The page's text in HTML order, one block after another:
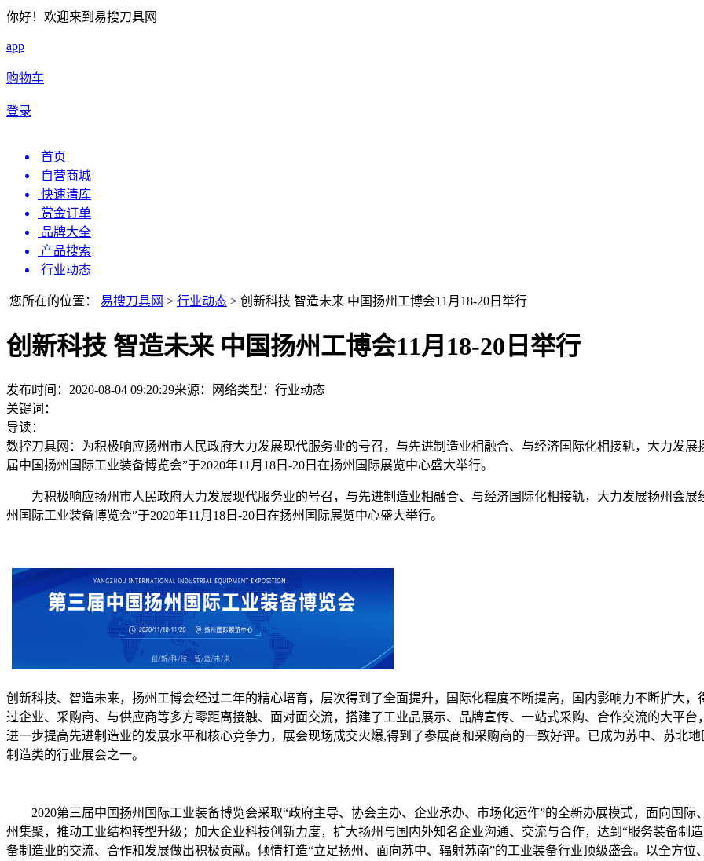
你好！欢迎来到易搜刀具网
app
购物车
登录
首页
自营商城
快速清库
赏金订单
品牌大全
产品搜索
行业动态
您所在的位置： 易搜刀具网 > 行业动态 > 创新科技 智造未来 中国扬州工博会11月18-20日举行
创新科技 智造未来 中国扬州工博会11月18-20日举行
发布时间：2020-08-04 09:20:29来源：网络类型： 行业动态
关键词：
导读：
数控刀具网：为积极响应扬州市人民政府大力发展现代服务业的号召，与先进制造业相融合、与经济国际化相接轨，大力发
届中国扬州国际工业装备博览会”于2020年11月18日-20日在扬州国际展览中心盛大举行。
为积极响应扬州市人民政府大力发展现代服务业的号召，与先进制造业相融合、与经济国际化相接轨，大力发展扬州会
州国际工业装备博览会”于2020年11月18日-20日在扬州国际展览中心盛大举行。
创新科技、智造未来，扬州工博会经过二年的精心培育，层次得到了全面提升，国际化程度不断提高，国内影响力不断扩大
过企业、采购商、与供应商等多方零距离接触、面对面交流，搭建了工业品展示、品牌宣传、一站式采购、合作交流的大平台
进一步提高先进制造业的发展水平和核心竞争力，展会现场成交火爆,得到了参展商和采购商的一致好评。已成为苏中、苏北
制造类的行业展会之一。
2020第三届中国扬州国际工业装备博览会采取“政府主导、协会主办、企业承办、市场化运作”的全新办展模式，面向国
州集聚，推动工业结构转型升级；加大企业科技创新力度，扩大扬州与国内外知名企业沟通、交流与合作，达到“服务装备制
备制造业的交流、合作和发展做出积极贡献。倾情打造“立足扬州、面向苏中、辐射苏南”的工业装备行业顶级盛会。以全方